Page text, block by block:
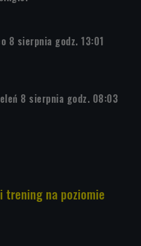
8 sierpnia godz. 13:01
8 sierpnia godz. 08:03
trening na poziomie